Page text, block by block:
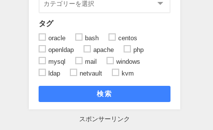
タグ
oracle bash
centos
openldap
apache
php
mysql
mail
windows
ldap
netvault kvm
検索
スポンサーリンク